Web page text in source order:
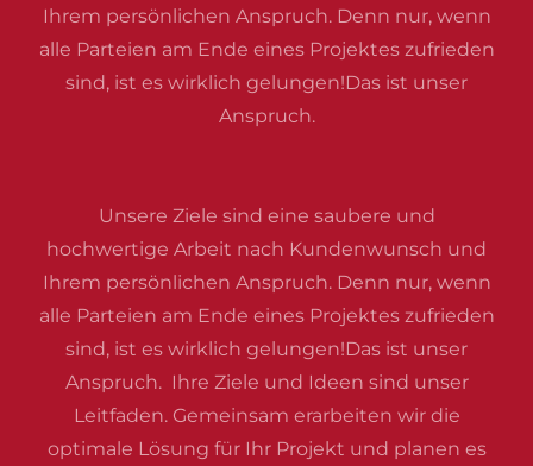
Ihrem persönlichen Anspruch. Denn nur, wenn
alle Parteien am Ende eines Projektes zufrieden
sind, ist es wirklich gelungen!Das ist unser
Anspruch.
Unsere Ziele sind eine saubere und
hochwertige Arbeit nach Kundenwunsch und
Ihrem persönlichen Anspruch. Denn nur, wenn
alle Parteien am Ende eines Projektes zufrieden
sind, ist es wirklich gelungen!Das ist unser
Anspruch. Ihre Ziele und Ideen sind unser
Leitfaden. Gemeinsam erarbeiten wir die
optimale Lösung für Ihr Projekt und planen es